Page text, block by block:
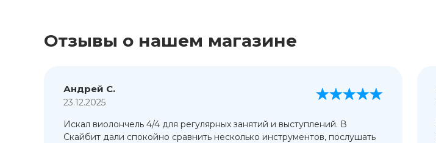
Отзывы о нашем магазине
Андрей С.
23.12.2025
Искал виолончель 4/4 для регулярных занятий и выступлений. В
Скайбит дали спокойно сравнить несколько инструментов, послушать